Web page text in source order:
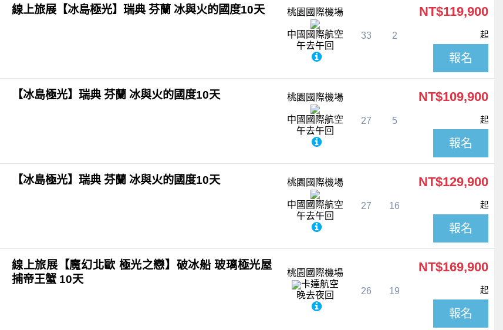
線上旅展【冰島極光】瑞典 芬蘭 冰與火的國度10天 桃園國際機場
中國國際航空
午去午回
33 2
NT$119,900
起
報名
【冰島極光】瑞典 芬蘭 冰與火的國度10天 桃園國際機場
中國國際航空
午去午回
27 5
NT$109,900
起
報名
【冰島極光】瑞典 芬蘭 冰與火的國度10天 桃園國際機場
中國國際航空
午去午回
27 16
NT$129,900
起
報名
線上旅展【魔幻北歐 極光之戀】破冰船 玻璃極光屋
捕帝王蟹 10天
桃園國際機場
卡達航空
晚去夜回
26 19
NT$169,900
起
報名